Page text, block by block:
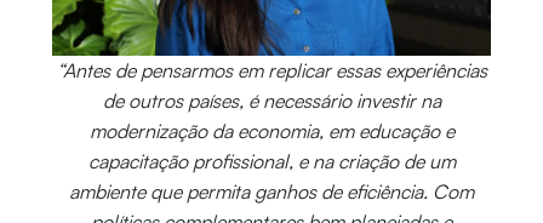
“Antes de pensarmos em replicar essas experiências
de outros países, é necessário investir na
modernização da economia, em educação e
capacitação profissional, e na criação de um
ambiente que permita ganhos de eficiência. Com